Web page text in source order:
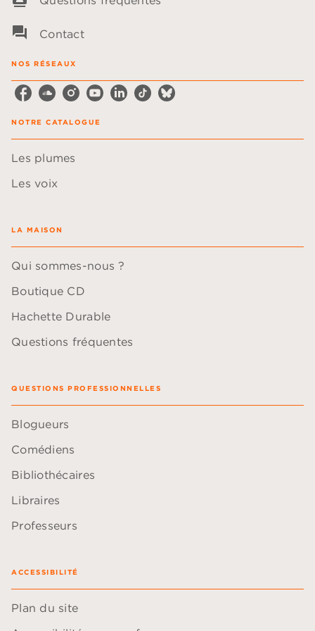
question_answer Contact
NOS RÉSEAUX
NOTRE CATALOGUE
Les plumes
Les voix
LA MAISON
Qui sommes-nous ?
Boutique CD
Hachette Durable
Questions fréquentes
QUESTIONS PROFESSIONNELLES
Blogueurs
Comédiens
Bibliothécaires
Libraires
Professeurs
ACCESSIBILITÉ
Plan du site